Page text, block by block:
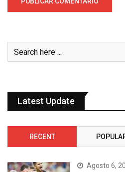
Latest Update
RECENT
Agosto 6,